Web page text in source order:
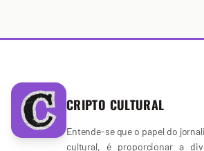
CRIPTO CULTURAL
Entende-se que o papel do
cultural, é proporcionar a